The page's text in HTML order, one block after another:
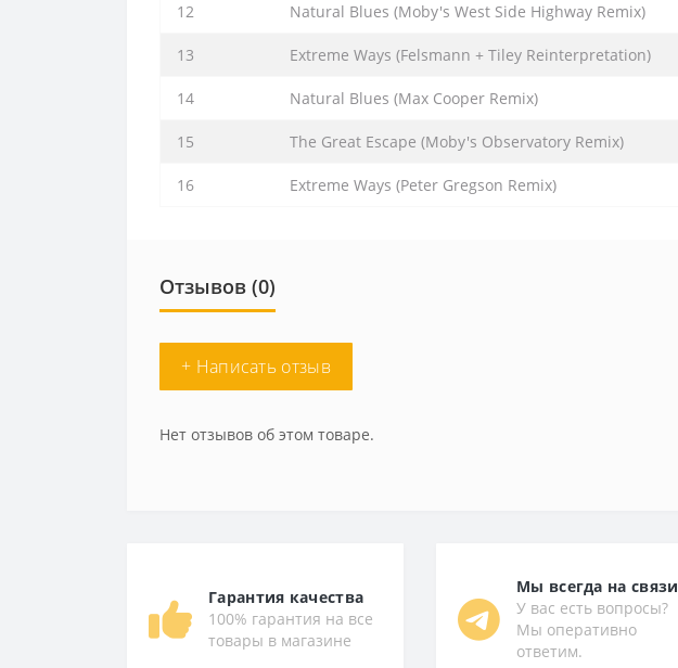
12 Natural Blues (Moby's West Side Highway Remix)
13 Extreme Ways (Felsmann + Tiley Reinterpretation)
14 Natural Blues (Max Cooper Remix)
15 The Great Escape (Moby's Observatory Remix)
16 Extreme Ways (Peter Gregson Remix)
Отзывов (0)
+ Написать отзыв
Нет отзывов об этом товаре.
Гарантия качества
100% гарантия на все
товары в магазине
Мы всегда на связи
У вас есть вопросы?
Мы оперативно
ответим.